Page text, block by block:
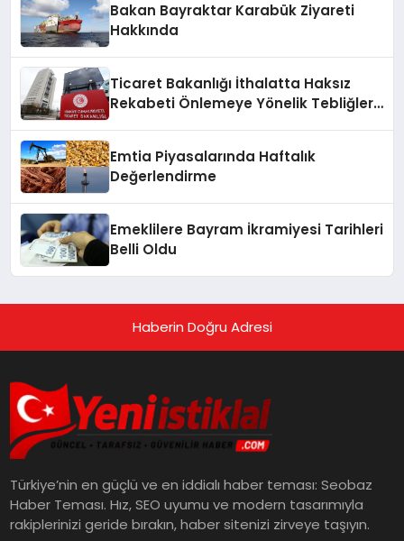
Bakan Bayraktar Karabük Ziyareti
Hakkında
Ticaret Bakanlığı İthalatta Haksız
Rekabeti Önlemeye Yönelik Tebliğleri
Emtia Piyasalarında Haftalık
Değerlendirme
Emeklilere Bayram İkramiyesi Tarihleri
Belli Oldu
Haberin Doğru Adresi
Türkiye’nin en güçlü ve en iddialı haber teması: Seobaz
Haber Teması. Hız, SEO uyumu ve modern tasarımıyla
rakiplerinizi geride bırakın, haber sitenizi zirveye taşıyın.